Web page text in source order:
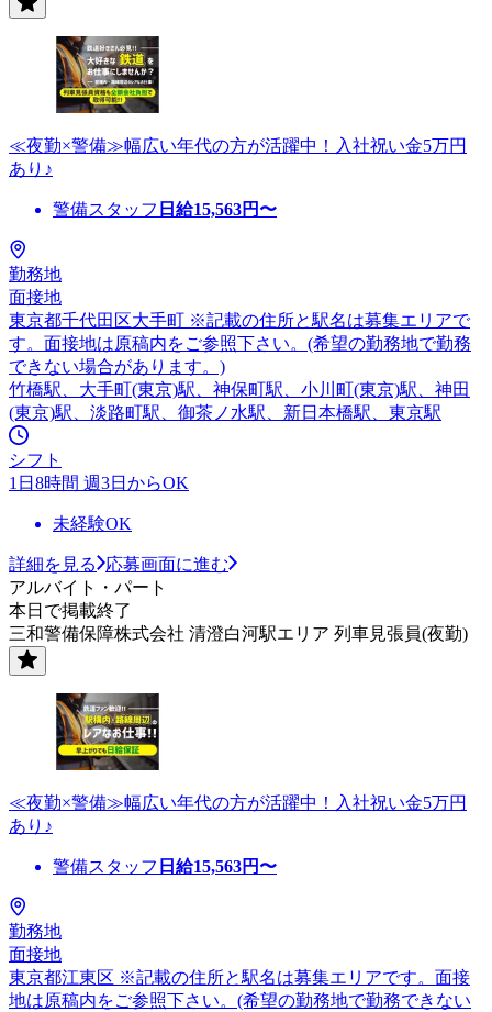
≪夜勤×警備≫幅広い年代の方が活躍中！入社祝い金5万円
あり♪
警備スタッフ 日給15,563円〜
勤務地
面接地
東京都千代田区大手町 ※記載の住所と駅名は募集エリアで
す。面接地は原稿内をご参照下さい。(希望の勤務地で勤務
できない場合があります。)
竹橋駅、大手町(東京)駅、神保町駅、小川町(東京)駅、神田
(東京)駅、淡路町駅、御茶ノ水駅、新日本橋駅、東京駅
シフト
1日8時間 週3日からOK
未経験OK
詳細を見る
応募画面に進む
アルバイト・パート
本日で掲載終了
三和警備保障株式会社 清澄白河駅エリア 列車見張員(夜勤)
≪夜勤×警備≫幅広い年代の方が活躍中！入社祝い金5万円
あり♪
警備スタッフ 日給15,563円〜
勤務地
面接地
東京都江東区 ※記載の住所と駅名は募集エリアです。面接
地は原稿内をご参照下さい。(希望の勤務地で勤務できない